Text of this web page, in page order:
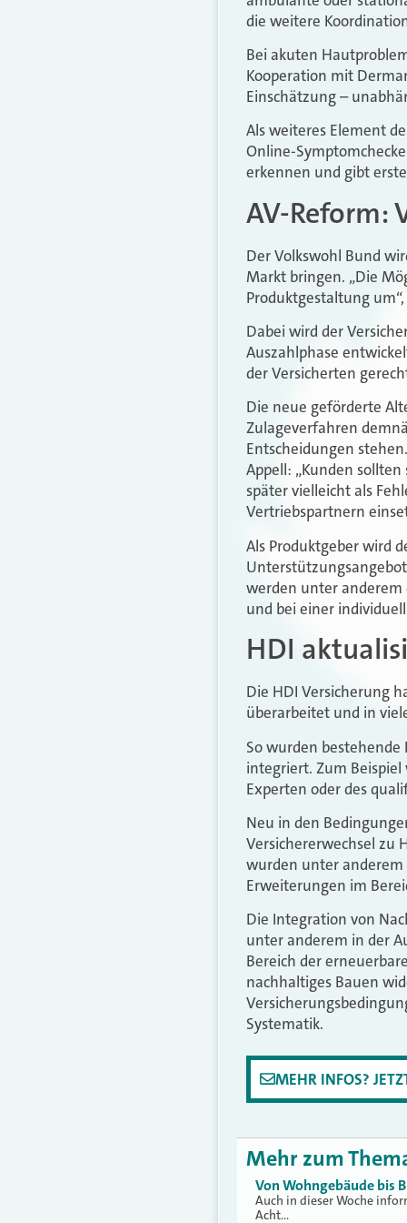
die weitere
Bei akuten
Kooperation mit
Einschätzung –
Als weiteres Element
Online-
erkennen und gibt
AV-Reform:
Der Volkswohl Bund
Markt bringen. „Die
Produktgestaltung
Dabei wird der
Auszahlphase
der Versicherten
Die neue geförderte
Zulageverfahren
Entscheidungen
Appell: „Kunden
später vielleicht als
Vertriebspartnern
Als Produktgeber wird
werden unter anderem
und bei einer
HDI
Die HDI Versicherung
überarbeitet und in
So wurden
integriert. Zum
Experten oder des
Neu in den
Versichererwechsel zu
wurden unter anderem
Erweiterungen im
Die Integration von
unter anderem in der
Bereich der
nachhaltiges Bauen
Systematik.
MEHR INFOS?
Mehr zum
Von Wohngebäude bis
Auch in dieser Woche
Acht…